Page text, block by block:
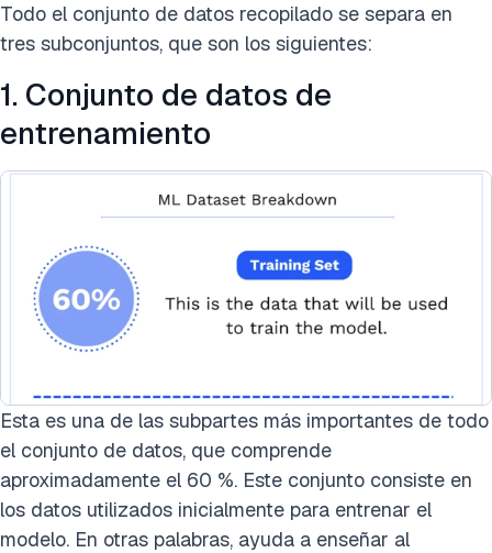
Todo el conjunto de datos recopilado se separa en
tres subconjuntos, que son los siguientes:
1. Conjunto de datos de
entrenamiento
Esta es una de las subpartes más importantes de todo
el conjunto de datos, que comprende
aproximadamente el 60 %. Este conjunto consiste en
los datos utilizados inicialmente para entrenar el
modelo. En otras palabras, ayuda a enseñar al